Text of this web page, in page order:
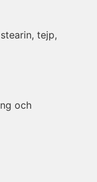
tejp,
och